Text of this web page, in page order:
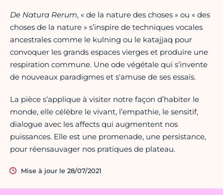
De Natura Rerum, « de la nature des choses » ou « des
choses de la nature » s’inspire de techniques vocales
ancestrales comme le kulning ou le katajjaq pour
convoquer les grands espaces vierges et produire une
respiration commune. Une ode végétale qui s’invente
de nouveaux paradigmes et s'amuse de ses essais.
La pièce s’applique à visiter notre façon d’habiter le
monde, elle célèbre le vivant, l’empathie, le sensitif,
dialogue avec les affects qui augmentent nos
puissances. Elle est une promenade, une persistance,
pour réensauvager nos pratiques de plateau.
Mise à jour le 28/07/2021